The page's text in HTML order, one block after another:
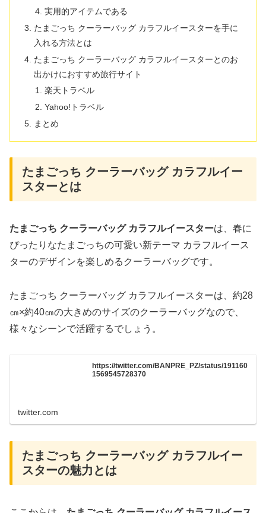
実用的アイテムである
たまごっち クーラーバッグ カラフルイースターを手に
入れる方法とは
たまごっち クーラーバッグ カラフルイースターとのお
出かけにおすすめ旅行サイト
楽天トラベル
Yahoo!トラベル
まとめ
たまごっち クーラーバッグ カラフルイー
スターとは
たまごっち クーラーバッグ カラフルイースターは、春に
ぴったりなたまごっちの可愛い新テーマ カラフルイース
ターのデザインを楽しめるクーラーバッグです。
たまごっち クーラーバッグ カラフルイースターは、約28
㎝×約40㎝の大きめのサイズのクーラーバッグなので、
様々なシーンで活躍するでしょう。
https://twitter.com/BANPRE_PZ/status/191160
1569545728370
twitter.com
たまごっち クーラーバッグ カラフルイー
スターの魅力とは